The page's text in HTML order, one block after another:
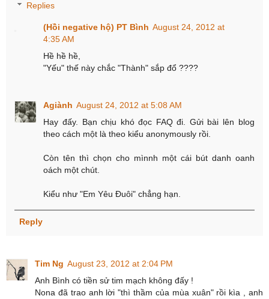
Replies
(Hồi negative hộ) PT Bình August 24, 2012 at
4:35 AM
Hề hề hề,
"Yếu" thế này chắc "Thành" sắp đổ ????
Agiành August 24, 2012 at 5:08 AM
Hay đấy. Bạn chịu khó đọc FAQ đi. Gửi bài lên blog
theo cách một là theo kiểu anonymously rồi.
Còn tên thì chọn cho mìnnh một cái bút danh oanh
oách một chút.
Kiểu như "Em Yêu Đuôi" chẳng hạn.
Reply
Tim Ng August 23, 2012 at 2:04 PM
Anh Bình có tiền sử tim mạch không đấy !
Nona đã trao anh lời "thì thầm của mùa xuân" rồi kìa , anh